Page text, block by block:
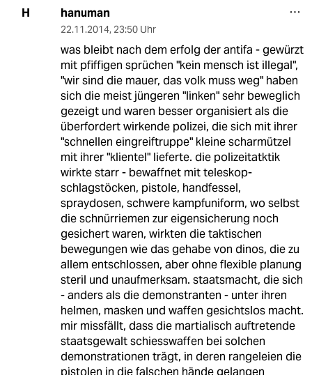
H hanuman
22.11.2014, 23:50 Uhr
was bleibt nach dem erfolg der antifa - gewürzt
mit pfiffigen sprüchen "kein mensch ist illegal",
"wir sind die mauer, das volk muss weg" haben
sich die meist jüngeren "linken" sehr beweglich
gezeigt und waren besser organisiert als die
überfordert wirkende polizei, die sich mit ihrer
"schnellen eingreiftruppe" kleine scharmützel
mit ihrer "klientel" lieferte. die polizeitatktik
wirkte starr - bewaffnet mit teleskop-
schlagstöcken, pistole, handfessel,
spraydosen, schwere kampfuniform, wo selbst
die schnürriemen zur eigensicherung noch
gesichert waren, wirkten die taktischen
bewegungen wie das gehabe von dinos, die zu
allem entschlossen, aber ohne flexible planung
steril und unaufmerksam. staatsmacht, die sich
- anders als die demonstranten - unter ihren
helmen, masken und waffen gesichtslos macht.
mir missfällt, dass die martialisch auftretende
staatsgewalt schiesswaffen bei solchen
demonstrationen trägt, in deren rangeleien die
pistolen in die falschen hände gelangen